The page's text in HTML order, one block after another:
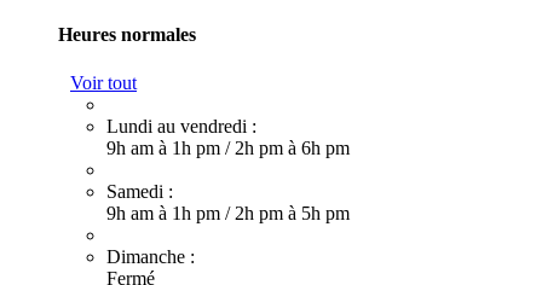
Heures normales
Voir tout
Lundi au vendredi :
9h am à 1h pm / 2h pm à 6h pm
Samedi :
9h am à 1h pm / 2h pm à 5h pm
Dimanche :
Fermé